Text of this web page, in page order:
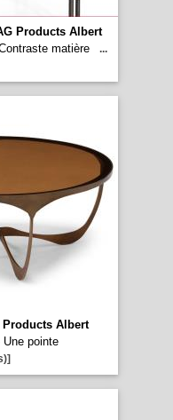
Products Albert
matière
...
Products Albert
pointe